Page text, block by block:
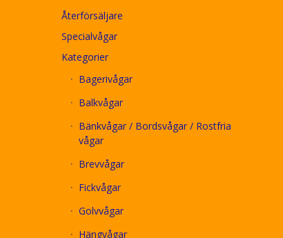
Återförsäljare
Specialvågar
Kategorier
Bagerivågar
Balkvågar
Bänkvågar / Bordsvågar / Rostfria
vågar
Brevvågar
Fickvågar
Golvvågar
Hängvågar